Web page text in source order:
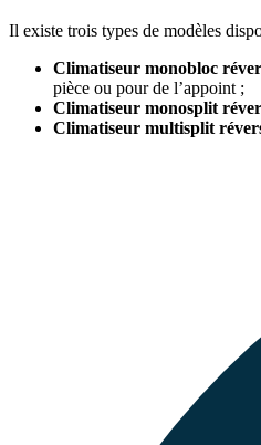
Il existe trois types de modèles
Climatiseur monobloc
pièce ou pour de l’appoint ;
Climatiseur monosplit
Climatiseur multisplit